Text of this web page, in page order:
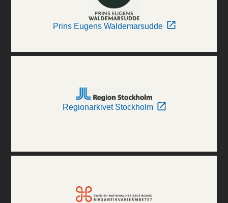
Prins Eugens Waldemarsudde
Regionarkivet Stockholm